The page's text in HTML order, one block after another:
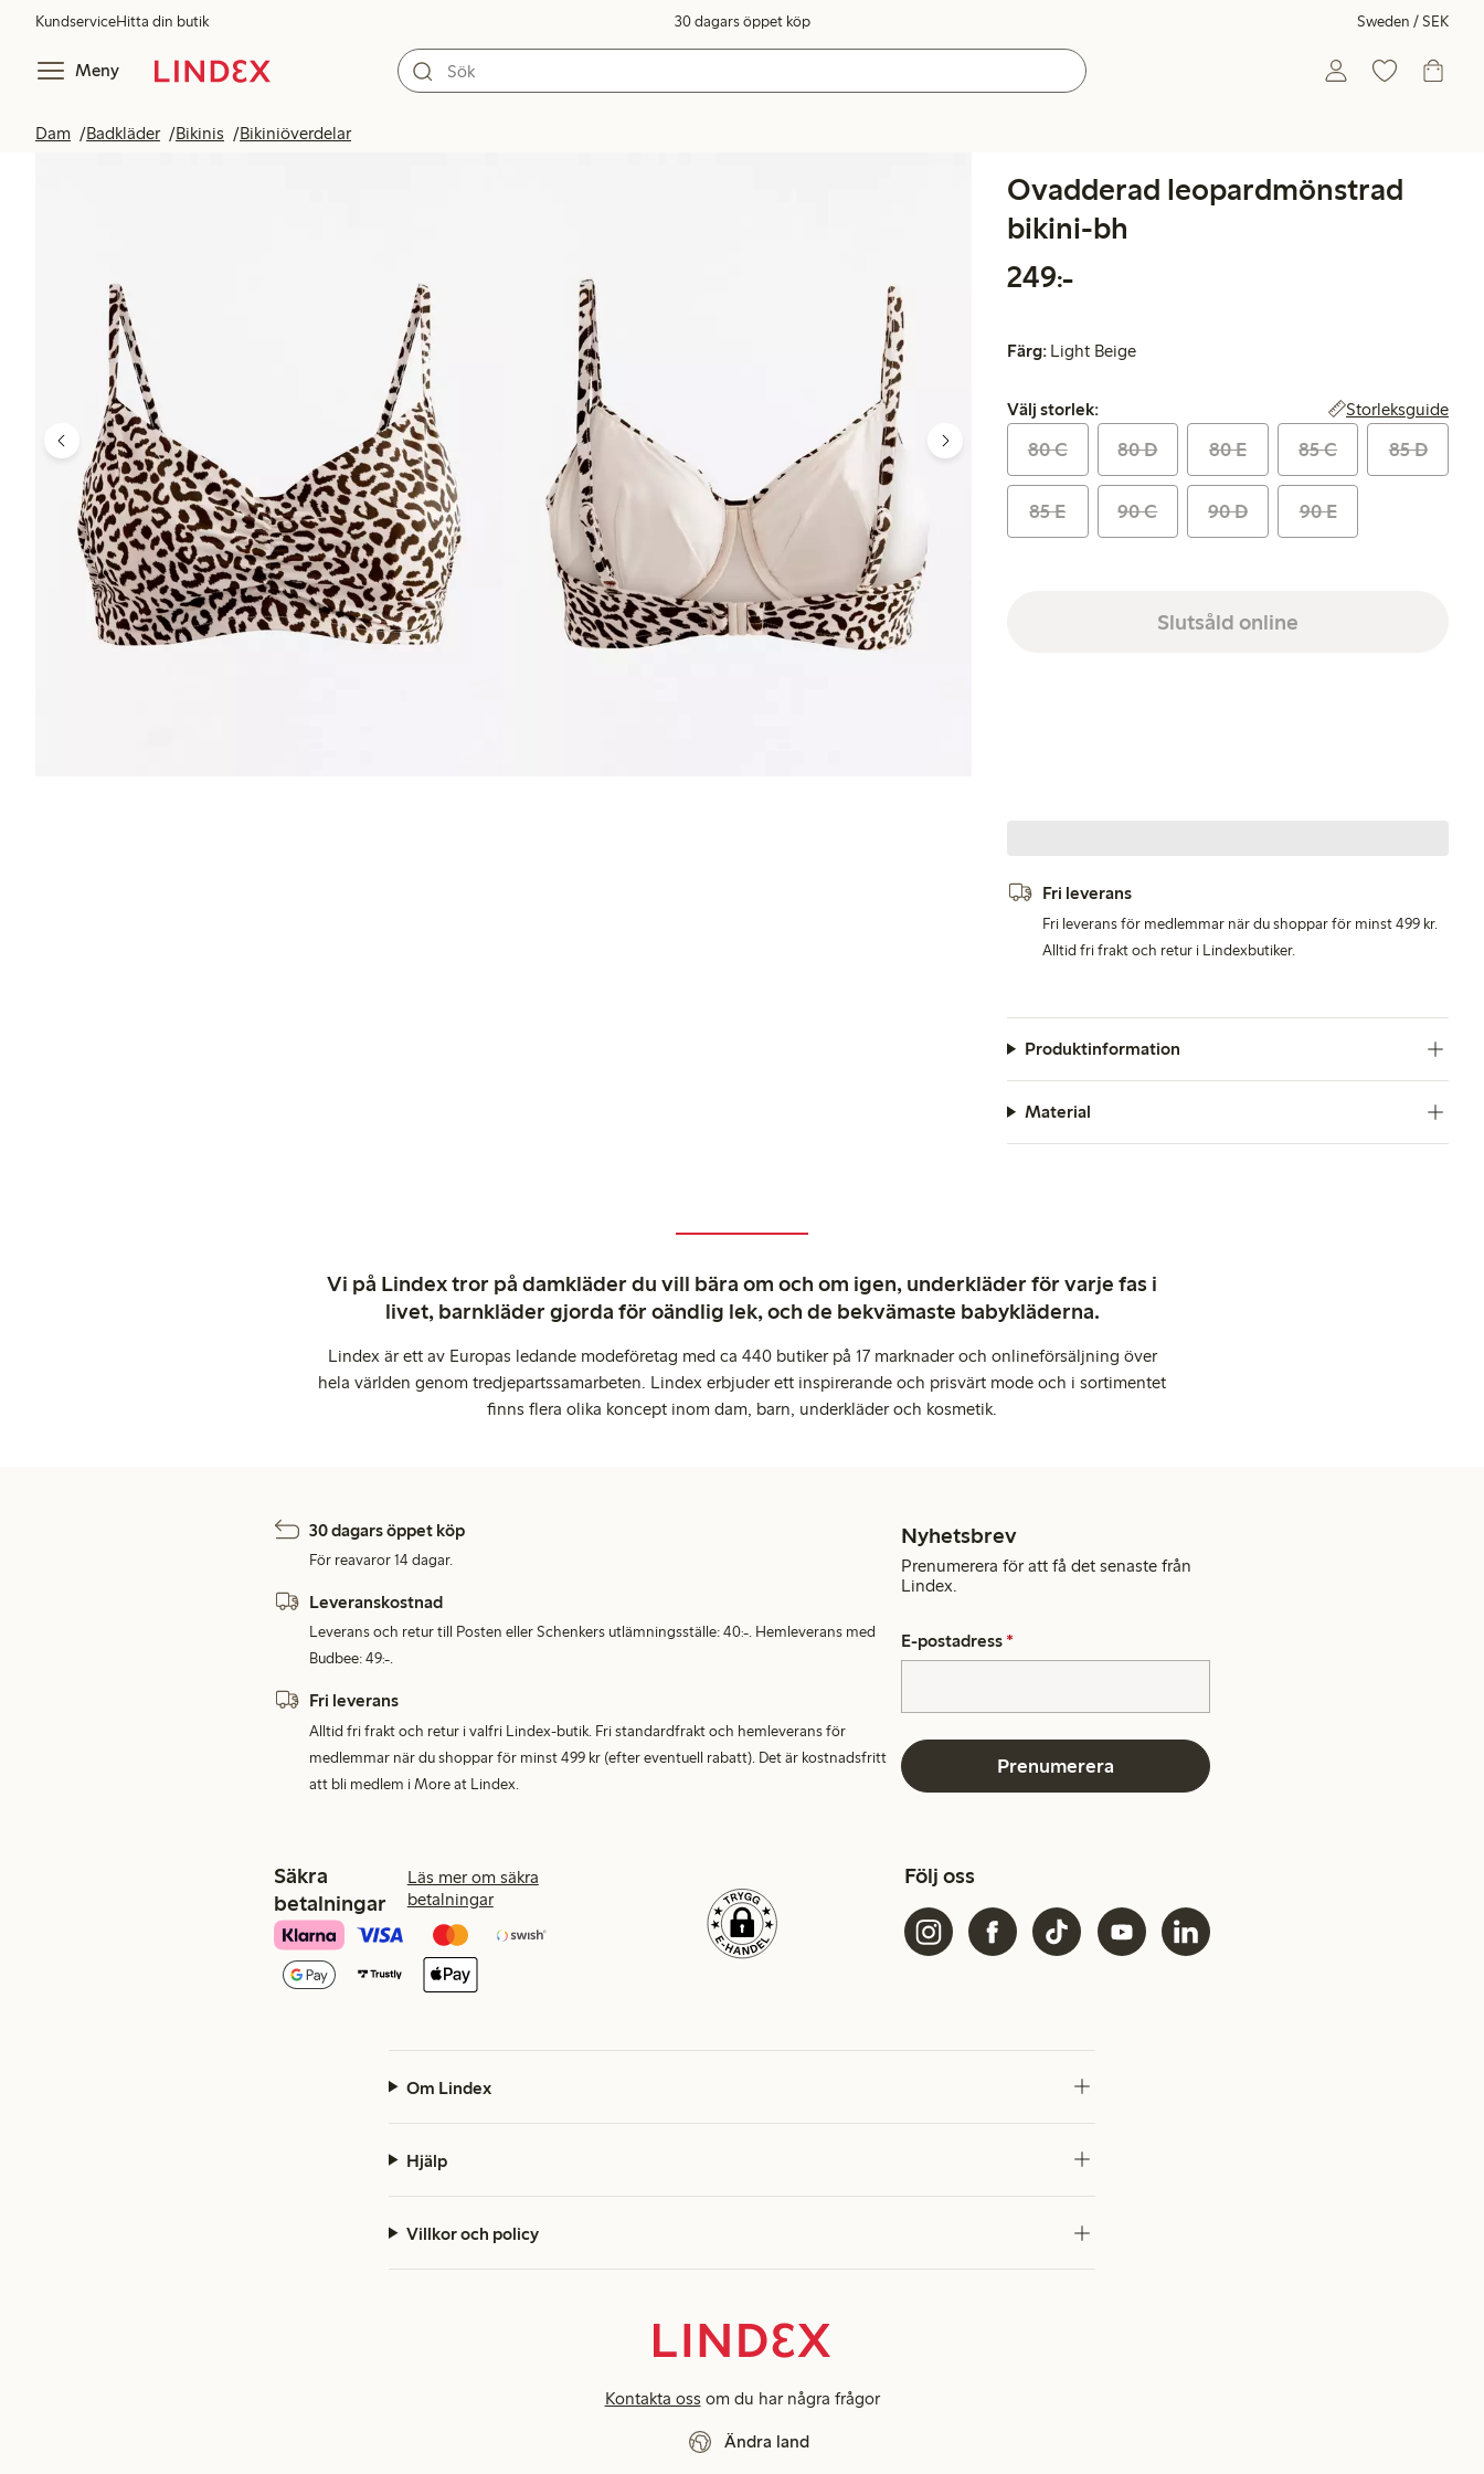
KundserviceHitta din butik 30 dagars öppet köp Sweden / SEK
Meny
Dam Badkläder Bikinis Bikiniöverdelar
Ovadderad leopardmönstrad
bikini-bh
249:-
Färg: Light Beige
Välj storlek:
Välj storlek: Storleksguide
80 C 80 D 80 E 85 C 85 D
85 E 90 C 90 D 90 E
Slutsåld online
Fri leverans
Fri leverans för medlemmar när du shoppar för minst 499 kr.
Alltid fri frakt och retur i Lindexbutiker.
Produktinformation
Material
Vi på Lindex tror på damkläder du vill bära om och om igen, underkläder för varje fas i
livet, barnkläder gjorda för oändlig lek, och de bekvämaste babykläderna.
Lindex är ett av Europas ledande modeföretag med ca 440 butiker på 17 marknader och onlineförsäljning över
hela världen genom tredjepartssamarbeten. Lindex erbjuder ett inspirerande och prisvärt mode och i sortimentet
finns flera olika koncept inom dam, barn, underkläder och kosmetik.
30 dagars öppet köp
För reavaror 14 dagar.
Leveranskostnad
Leverans och retur till Posten eller Schenkers utlämningsställe: 40:-. Hemleverans med
Budbee: 49:-.
Fri leverans
Alltid fri frakt och retur i valfri Lindex-butik. Fri standardfrakt och hemleverans för
medlemmar när du shoppar för minst 499 kr (efter eventuell rabatt). Det är kostnadsfritt
att bli medlem i More at Lindex.
Nyhetsbrev
Prenumerera för att få det senaste från
Lindex.
E-postadress *
Prenumerera
Säkra
betalningar
Läs mer om säkra
betalningar
Följ oss
Om Lindex
Hjälp
Villkor och policy
Kontakta oss om du har några frågor
Ändra land